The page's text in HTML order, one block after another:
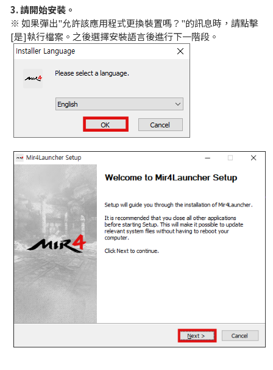
公告事項
更新日誌
排名
戰鬥力排名
職業排名
門派排名
秘谷佔領戰
3. 請開始安裝。
※ 如果彈出"允許該應用程式更換裝置嗎？"的訊息時，請點擊
[是]執行檔案。之後選擇安裝語言後進行下一階段。